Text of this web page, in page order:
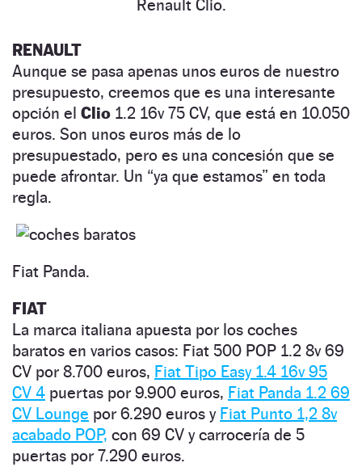
Renault Clio.
RENAULT
Aunque se pasa apenas unos euros de nuestro
presupuesto, creemos que es una interesante
opción el Clio 1.2 16v 75 CV, que está en 10.050
euros. Son unos euros más de lo
presupuestado, pero es una concesión que se
puede afrontar. Un “ya que estamos” en toda
regla.
Fiat Panda.
FIAT
La marca italiana apuesta por los coches
baratos en varios casos: Fiat 500 POP 1.2 8v 69
CV por 8.700 euros, Fiat Tipo Easy 1.4 16v 95
CV 4 puertas por 9.900 euros, Fiat Panda 1.2 69
CV Lounge por 6.290 euros y Fiat Punto 1,2 8v
acabado POP, con 69 CV y carrocería de 5
puertas por 7.290 euros.